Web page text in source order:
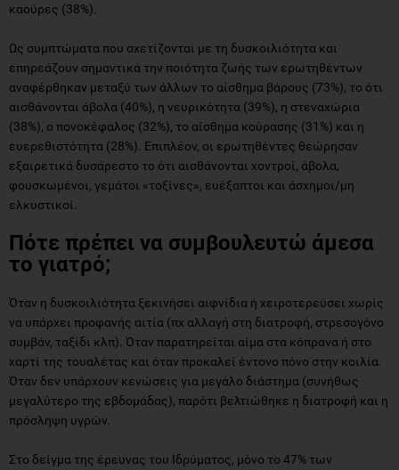
καούρες (38%).
Ως συμπτώματα που σχετίζονται με τη δυσκοιλιότητα και
επηρεάζουν σημαντικά την ποιότητα ζωής των ερωτηθέντων
αναφέρθηκαν μεταξύ των άλλων το αίσθημα βάρους (73%), το ότι
αισθάνονται άβολα (40%), η νευρικότητα (39%), η στεναχώρια
(38%), ο πονοκέφαλος (32%), το αίσθημα κούρασης (31%) και η
ευερεθιστότητα (28%). Επιπλέον, οι ερωτηθέντες θεώρησαν
εξαιρετικά δυσάρεστο το ότι αισθάνονται χοντροί, άβολα,
φουσκωμένοι, γεμάτοι «τοξίνες», ευέξαπτοι και άσχημοι/μη
ελκυστικοί.
Πότε πρέπει να συμβουλευτώ άμεσα
το γιατρό;
Όταν η δυσκοιλιότητα ξεκινήσει αιφνίδια ή χειροτερεύσει χωρίς
να υπάρχει προφανής αιτία (πχ αλλαγή στη διατροφή, στρεσογόνο
συμβάν, ταξίδι κλπ). Όταν παρατηρείται αίμα στα κόπρανα ή στο
χαρτί της τουαλέτας και όταν προκαλεί έντονο πόνο στην κοιλία.
Όταν δεν υπάρχουν κενώσεις για μεγάλο διάστημα (συνήθως
μεγαλύτερο της εβδομάδας), παρότι βελτιώθηκε η διατροφή και η
πρόσληψη υγρών.
Στο δείγμα της έρευνας του Ιδρύματος, μόνο το 47% των